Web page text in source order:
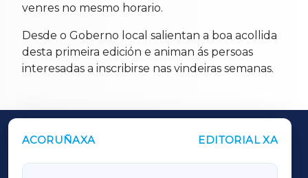
venres no mesmo horario.
Desde o Goberno local salientan a boa acollida
desta primeira edición e animan ás persoas
interesadas a inscribirse nas vindeiras semanas.
ACORUÑAXA EDITORIAL XA
OUTROS PERIÓDICOS